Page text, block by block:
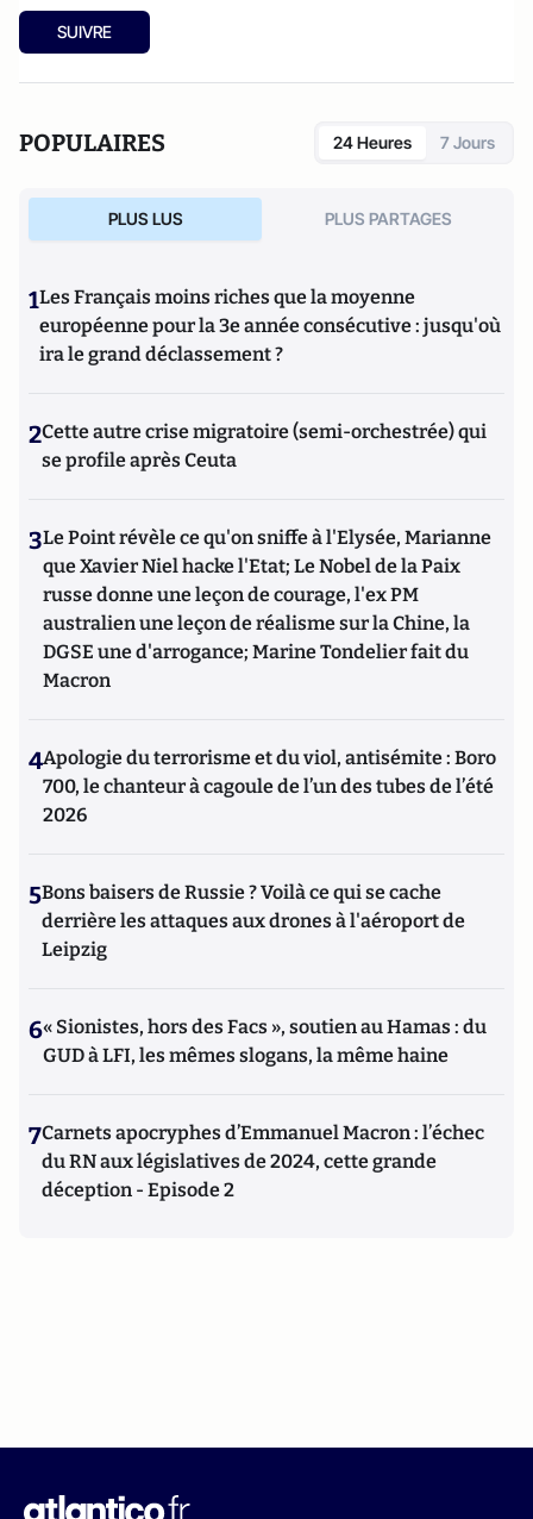
SUIVRE
POPULAIRES 24 Heures 7 Jours
PLUS LUS PLUS PARTAGES
1Les Français moins riches que la moyenne
européenne pour la 3e année consécutive : jusqu'où
ira le grand déclassement ?
2Cette autre crise migratoire (semi-orchestrée) qui
se profile après Ceuta
3Le Point révèle ce qu'on sniffe à l'Elysée, Marianne
que Xavier Niel hacke l'Etat; Le Nobel de la Paix
russe donne une leçon de courage, l'ex PM
australien une leçon de réalisme sur la Chine, la
DGSE une d'arrogance; Marine Tondelier fait du
Macron
4Apologie du terrorisme et du viol, antisémite : Boro
700, le chanteur à cagoule de l’un des tubes de l’été
2026
5Bons baisers de Russie ? Voilà ce qui se cache
derrière les attaques aux drones à l'aéroport de
Leipzig
6« Sionistes, hors des Facs », soutien au Hamas : du
GUD à LFI, les mêmes slogans, la même haine
7Carnets apocryphes d’Emmanuel Macron : l’échec
du RN aux législatives de 2024, cette grande
déception - Episode 2